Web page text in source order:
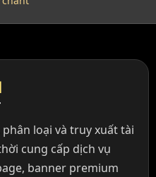
loại và truy xuất tài
cung cấp dịch vụ
banner premium